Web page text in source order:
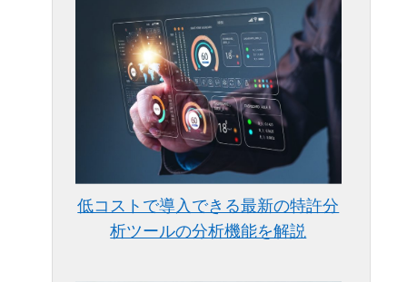
低コストで導入できる最新の特許分
析ツールの分析機能を解説